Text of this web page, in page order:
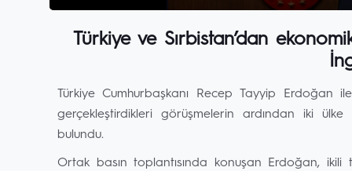
Türkiye ve Sırbistan’dan
Türkiye Cumhurbaşkanı Recep Tayyip Erdoğan
gerçekleştirdikleri görüşmelerin ardından iki
bulundu.
Ortak basın toplantısında konuşan Erdoğan, ikili